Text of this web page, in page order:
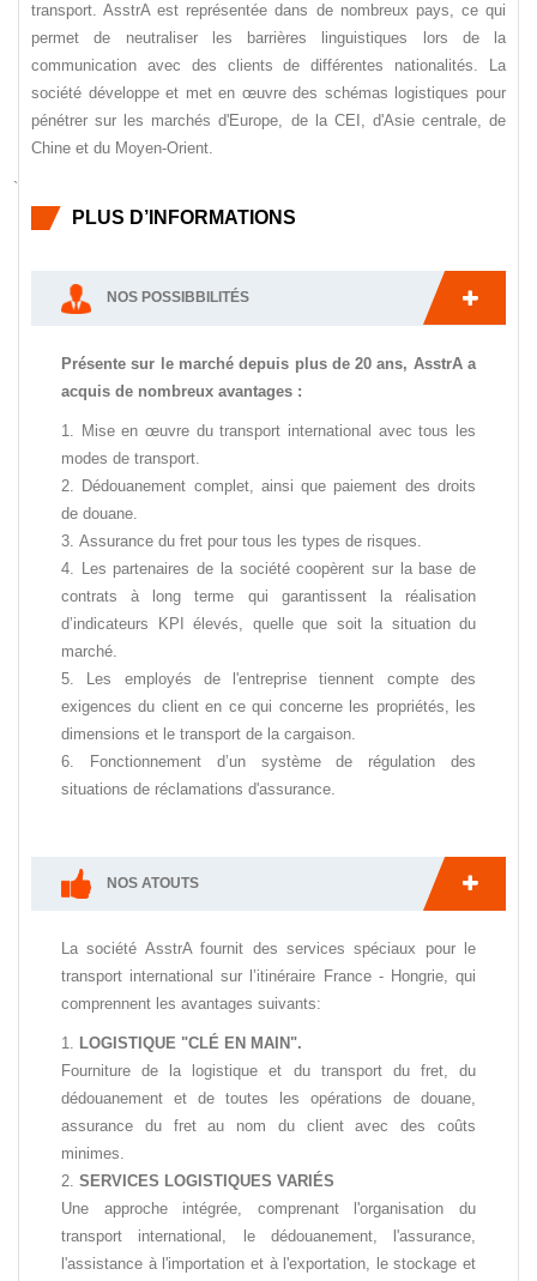
transport. AsstrA est représentée dans de nombreux pays, ce qui
permet de neutraliser les barrières linguistiques lors de la
communication avec des clients de différentes nationalités. La
société développe et met en œuvre des schémas logistiques pour
pénétrer sur les marchés d'Europe, de la CEI, d'Asie centrale, de
Chine et du Moyen-Orient.
`
PLUS D’INFORMATIONS
NOS POSSIBBILITÉS
Présente sur le marché depuis plus de 20 ans, AsstrA a
acquis de nombreux avantages :
Mise en œuvre du transport international avec tous les
modes de transport.
Dédouanement complet, ainsi que paiement des droits
de douane.
Assurance du fret pour tous les types de risques.
Les partenaires de la société coopèrent sur la base de
contrats à long terme qui garantissent la réalisation
d’indicateurs KPI élevés, quelle que soit la situation du
marché.
Les employés de l'entreprise tiennent compte des
exigences du client en ce qui concerne les propriétés, les
dimensions et le transport de la cargaison.
Fonctionnement d’un système de régulation des
situations de réclamations d'assurance.
NOS ATOUTS
La société AsstrA fournit des services spéciaux pour le
transport international sur l’itinéraire France - Hongrie, qui
comprennent les avantages suivants:
LOGISTIQUE "CLÉ EN MAIN".
Fourniture de la logistique et du transport du fret, du
dédouanement et de toutes les opérations de douane,
assurance du fret au nom du client avec des coûts
minimes.
SERVICES LOGISTIQUES VARIÉS
Une approche intégrée, comprenant l'organisation du
transport international, le dédouanement, l'assurance,
l'assistance à l'importation et à l'exportation, le stockage et